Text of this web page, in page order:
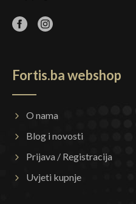
Fortis.ba webshop
O nama
Blog i novosti
Prijava / Registracija
Uvjeti kupnje